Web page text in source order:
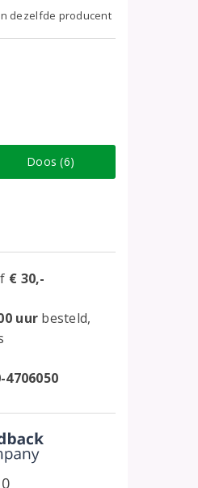
dezelfde producent
Doos (6)
€ 30,-
uur besteld,
4706050